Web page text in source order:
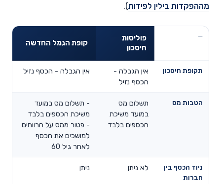
מההפקדות בילין לפידות).
פוליסות
חיסכון
קופת הגמל החדשה
תקופת חיסכון
אין הגבלה -
הכסף נזיל
אין הגבלה - הכסף נזיל
הטבות מס
תשלום מס
במועד משיכת
הכספים בלבד
- תשלום מס במועד
משיכת הכספים בלבד
- פטור ממס על הרווחים
למושכים את הכסף
לאחר גיל 60
ניוד הכסף בין
חברות
לא ניתן ניתן